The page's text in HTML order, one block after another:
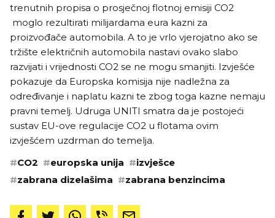
trenutnih propisa o prosječnoj flotnoj emisiji CO2
moglo rezultirati milijardama eura kazni za
proizvođače automobila. A to je vrlo vjerojatno ako se
tržište električnih automobila nastavi ovako slabo
razvijati i vrijednosti CO2 se ne mogu smanjiti. Izvješće
pokazuje da Europska komisija nije nadležna za
određivanje i naplatu kazni te zbog toga kazne nemaju
pravni temelj. Udruga UNITI smatra da je postojeći
sustav EU-ove regulacije CO2 u flotama ovim
izvješćem uzdrman do temelja.
#CO2 #europska unija #izvješce
#zabrana dizelašima #zabrana benzincima